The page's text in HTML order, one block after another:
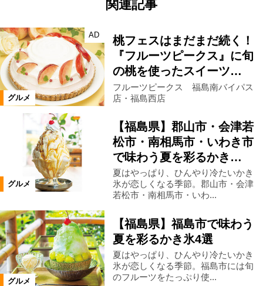
関連記事
グルメ
AD
桃フェスはまだまだ続く！
『フルーツピークス』に旬
の桃を使ったスイーツ…
フルーツピークス 福島南バイパス
店・福島西店
グルメ
【福島県】郡山市・会津若
松市・南相馬市・いわき市
で味わう夏を彩るかき…
夏はやっぱり、ひんやり冷たいかき
氷が恋しくなる季節。郡山市・会津
若松市・南相馬市・いわ...
グルメ
【福島県】福島市で味わう
夏を彩るかき氷4選
夏はやっぱり、ひんやり冷たいかき
氷が恋しくなる季節。福島市には旬
のフルーツをたっぷり使...